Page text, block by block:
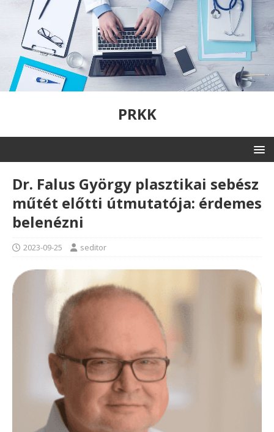
PRKK
Dr. Falus György plasztikai sebész
műtét előtti útmutatója: érdemes
belenézni
2023-09-25 seditor